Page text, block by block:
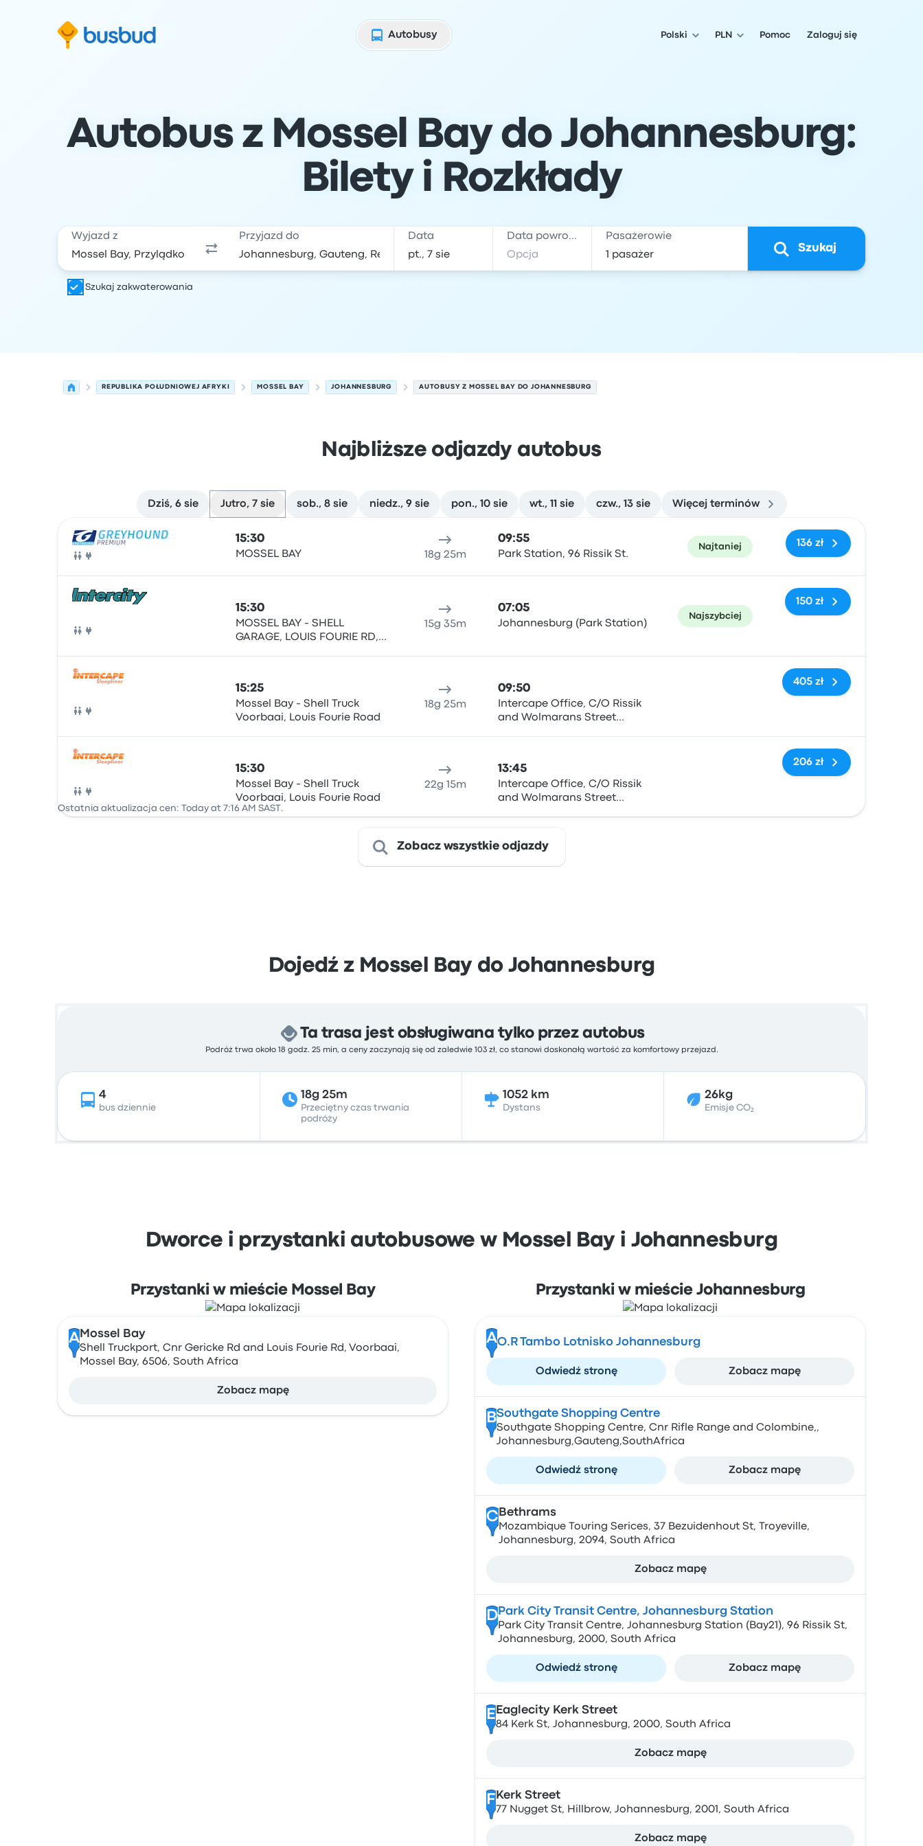
Autobusy
Polski PLN Pomoc Zaloguj się
Autobus z Mossel Bay do Johannesburg:
Bilety i Rozkłady
Wyjazd z Przyjazd do Data Data powrotu Pasażerowie
Szukaj
Szukaj zakwaterowania
REPUBLIKA POŁUDNIOWEJ AFRYKI MOSSEL BAY JOHANNESBURG AUTOBUSY Z MOSSEL BAY DO JOHANNESBURG
Najbliższe odjazdy autobus
Dziś, 6 sie Jutro, 7 sie sob., 8 sie niedz., 9 sie pon., 10 sie wt., 11 sie czw., 13 sie Więcej terminów
Autobus
15:30
MOSSEL BAY 18g 25m
09:55
Park Station, 96 Rissik St.
Najtaniej 136 zł
Autobus
15:30
MOSSEL BAY - SHELL
GARAGE, LOUIS FOURIE RD,
15g 35m
07:05
Johannesburg (Park Station)
Najszybciej
150 zł
Autobus
15:25
Mossel Bay - Shell Truck
Voorbaai, Louis Fourie Road
18g 25m
09:50
Intercape Office, C/O Rissik
and Wolmarans Street
Brak tagów
405 zł
Autobus
15:30
Mossel Bay - Shell Truck
Voorbaai, Louis Fourie Road
22g 15m
13:45
Intercape Office, C/O Rissik
and Wolmarans Street
Brak tagów
206 zł
Ostatnia aktualizacja cen: Today at 7:16 AM SAST.
Zobacz wszystkie odjazdy
Dojedź z Mossel Bay do Johannesburg
Ta trasa jest obsługiwana tylko przez autobus
Podróż trwa około 18 godz. 25 min, a ceny zaczynają się od zaledwie 103 zł, co stanowi doskonałą wartość za komfortowy przejazd.
4
bus dziennie
18g 25m
Przeciętny czas trwania
podróży
1052 km
Dystans
26kg
Emisje CO₂
Dworce i przystanki autobusowe w Mossel Bay i Johannesburg
Przystanki w mieście Mossel Bay
A Mossel Bay
Shell Truckport, Cnr Gericke Rd and Louis Fourie Rd, Voorbaai,
Mossel Bay, 6506, South Africa
Zobacz mapę
Przystanki w mieście Johannesburg
AO.R Tambo Lotnisko Johannesburg
Odwiedź stronę Zobacz mapę
BSouthgate Shopping Centre
Southgate Shopping Centre, Cnr Rifle Range and Colombine,,
Johannesburg,Gauteng,SouthAfrica
Odwiedź stronę Zobacz mapę
CBethrams
Mozambique Touring Serices, 37 Bezuidenhout St, Troyeville,
Johannesburg, 2094, South Africa
Zobacz mapę
DPark City Transit Centre, Johannesburg Station
Park City Transit Centre, Johannesburg Station (Bay21), 96 Rissik St,
Johannesburg, 2000, South Africa
Odwiedź stronę Zobacz mapę
E Eaglecity Kerk Street
84 Kerk St, Johannesburg, 2000, South Africa
Zobacz mapę
F Kerk Street
77 Nugget St, Hillbrow, Johannesburg, 2001, South Africa
Zobacz mapę